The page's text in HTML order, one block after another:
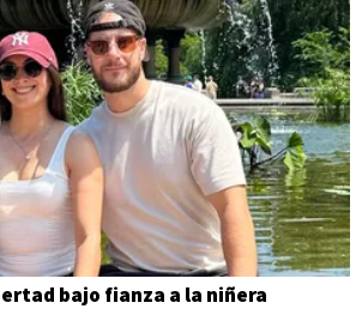
bajo fianza a la niñera